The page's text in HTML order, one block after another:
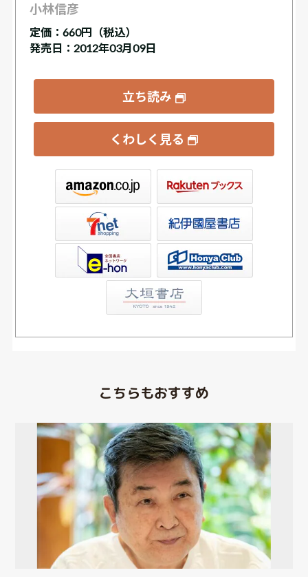
小林信彦
定価： 660円（税込）
発売日：2012年03月09日
立ち読み
くわしく見る
書店ウェブストア
こちらもおすすめ